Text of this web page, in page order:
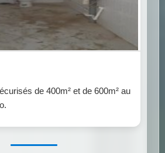
de 400m² et de 600m² au